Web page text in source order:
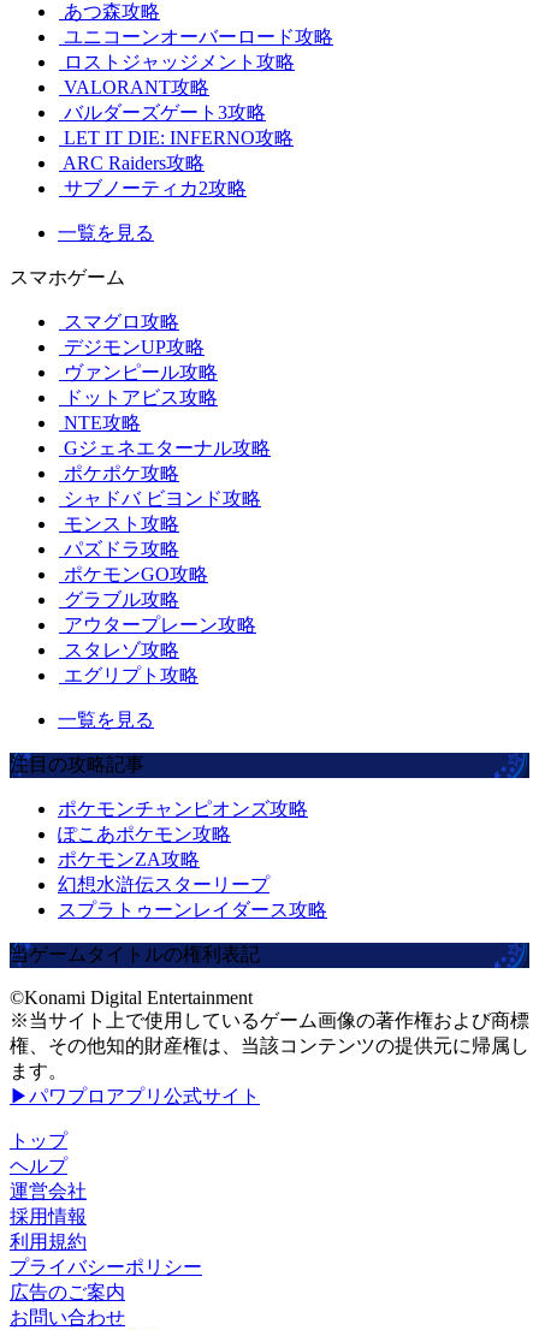
あつ森攻略
ユニコーンオーバーロード攻略
ロストジャッジメント攻略
VALORANT攻略
バルダーズゲート3攻略
LET IT DIE: INFERNO攻略
ARC Raiders攻略
サブノーティカ2攻略
一覧を見る
スマホゲーム
スマグロ攻略
デジモンUP攻略
ヴァンピール攻略
ドットアビス攻略
NTE攻略
Gジェネエターナル攻略
ポケポケ攻略
シャドバ ビヨンド攻略
モンスト攻略
パズドラ攻略
ポケモンGO攻略
グラブル攻略
アウタープレーン攻略
スタレゾ攻略
エグリプト攻略
一覧を見る
注目の攻略記事
ポケモンチャンピオンズ攻略
ぽこあポケモン攻略
ポケモンZA攻略
幻想水滸伝スターリープ
スプラトゥーンレイダース攻略
当ゲームタイトルの権利表記
©Konami Digital Entertainment
※当サイト上で使用しているゲーム画像の著作権および商標
権、その他知的財産権は、当該コンテンツの提供元に帰属し
ます。
▶パワプロアプリ公式サイト
トップ
ヘルプ
運営会社
採用情報
利用規約
プライバシーポリシー
広告のご案内
お問い合わせ